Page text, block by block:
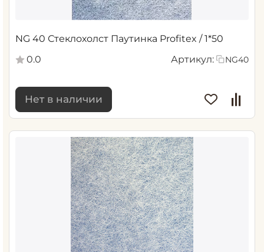
NG 40 Стеклохолст Паутинка Profitex / 1*50
0.0
Артикул: NG40
Нет в наличии